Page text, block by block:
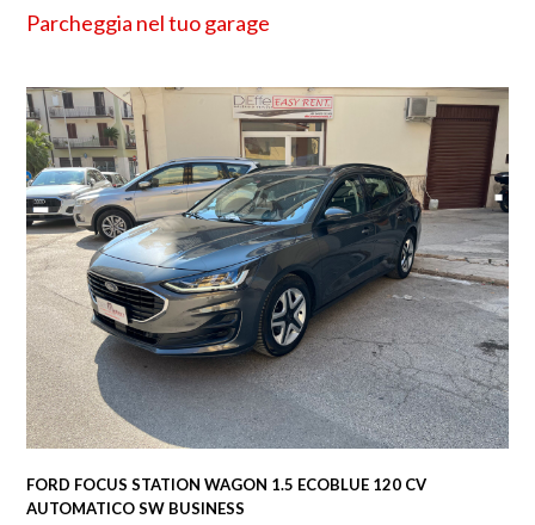
Parcheggia nel tuo garage
FORD FOCUS STATION WAGON 1.5 ECOBLUE 120 CV
AUTOMATICO SW BUSINESS